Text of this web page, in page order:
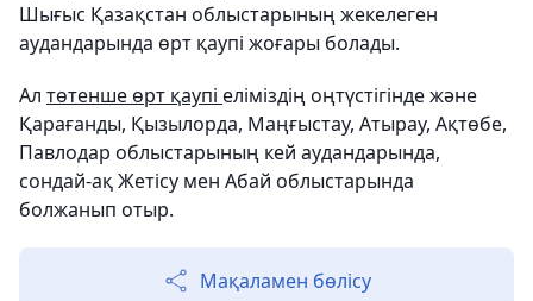
Шығыс Қазақстан облыстарының жекелеген
аудандарында өрт қаупі жоғары болады.
Ал төтенше өрт қаупі еліміздің оңтүстігінде және
Қарағанды, Қызылорда, Маңғыстау, Атырау, Ақтөбе,
Павлодар облыстарының кей аудандарында,
сондай-ақ Жетісу мен Абай облыстарында
болжанып отыр.
Мақаламен бөлісу